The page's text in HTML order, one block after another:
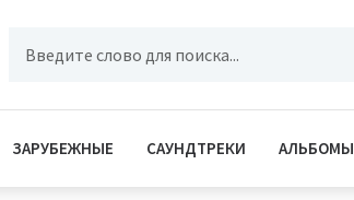
ЗАРУБЕЖНЫЕ САУНДТРЕКИ АЛЬБОМЫ